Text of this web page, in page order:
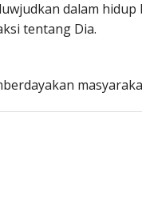
dalam
tentang Dia.